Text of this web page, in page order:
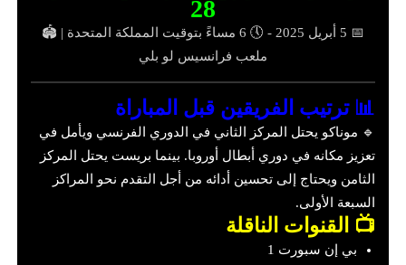
28
📅 5 أبريل 2025 - 🕔 6 مساءً بتوقيت المملكة المتحدة | 🏟️
ملعب فرانسيس لو بلي
📊 ترتيب الفريقين قبل المباراة
🔹 موناكو يحتل المركز الثاني في الدوري الفرنسي ويأمل في
تعزيز مكانه في دوري أبطال أوروبا. بينما بريست يحتل المركز
الثامن ويحتاج إلى تحسين أدائه من أجل التقدم نحو المراكز
السبعة الأولى.
📺 القنوات الناقلة
بي إن سبورت 1